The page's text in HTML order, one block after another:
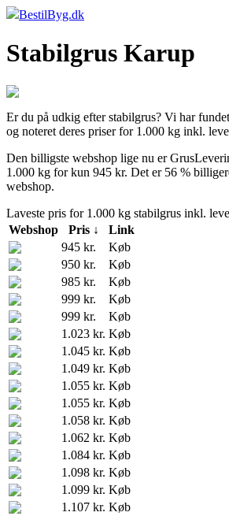
BestilByg.dk
Stabilgrus Karup
Er du på udkig efter stabilgrus? Vi har
og noteret deres priser for 1.000 kg inkl.
Den billigste webshop lige nu er
1.000 kg for kun 945 kr. Det er 56 %
webshop.
Laveste pris for 1.000 kg stabilgrus inkl.
Webshop
Pris ↓
Link
945 kr.
Køb
950 kr.
Køb
985 kr.
Køb
999 kr.
Køb
999 kr.
Køb
1.023 kr. Køb
1.045 kr. Køb
1.049 kr. Køb
1.055 kr. Køb
1.055 kr. Køb
1.058 kr. Køb
1.062 kr. Køb
1.084 kr. Køb
1.098 kr. Køb
1.099 kr. Køb
1.107 kr. Køb